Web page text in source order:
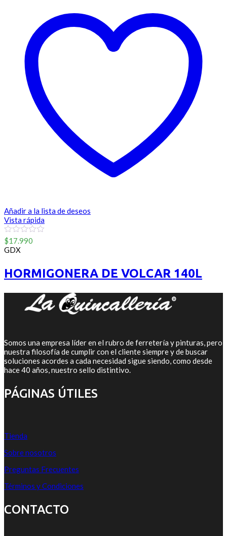
Añadir a la lista de deseos
Vista rápida
0
out
of
$17.990
GDX
HORMIGONERA DE VOLCAR 140L
Somos una empresa líder en el rubro de ferretería y pinturas, pero
nuestra filosofía de cumplir con el cliente siempre y de buscar
soluciones acordes a cada necesidad sigue siendo, como desde
hace 40 años, nuestro sello distintivo.
PÁGINAS ÚTILES
Tienda
Sobre nosotros
Preguntas Frecuentes
Términos y Condiciones
CONTACTO